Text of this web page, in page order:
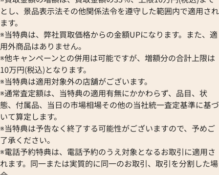
バン アールグレイ ヘマタ
342.ST.5010.LR.1912
格
合わせください
電話で聞く
ダイアモンド
参考買取価格
価格はお問い合わせください
電話で聞く
ORIENT
オリエント
ORIS
オリス
Audemars Piguet
オーデマ ピゲ
Vacheron Constantin
ヴァシュロン・コンスタンタン
Van Cleef & Arpels
ヴァンクリーフ＆アーペル
Versace
ヴェルサーチ
Wempe
ヴェンペ
CENTURY
センチュリー
ZENITH
ゼニス
ブレゲ
BULOVA
ブローバ
Bell & Ross
ベル＆ロス
BAUME＆MERCIER
ボーム＆メルシエ
BALL Watch
ボール ウォッチ
とし、景品表示法その他関係法令を遵守した範囲内で適用され
ます。
※当特典は、弊社買取価格からの金額UPになります。また、適
用外商品はありません。
※他キャンペーンとの併用は可能ですが、増額分の合計上限は
10万円(税込)となります。
※当特典は適用対象外の店舗がございます。
※通常査定額は、当特典の適用有無にかかわらず、品目、状
態、付属品、当日の市場相場その他の当社統一査定基準に基づ
いて算定します。
※当特典は予告なく終了する可能性がございますので、予めご
了承ください。
※電話予約特典は、電話予約のうえ対象となるお取引に適用さ
れます。同一または実質的に同一のお取引、取引を分割した場